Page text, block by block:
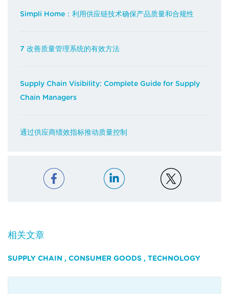
Simpli Home：利用供应链技术确保产品质量和合规性
7 改善质量管理系统的有效方法
Supply Chain Visibility: Complete Guide for Supply
Chain Managers
通过供应商绩效指标推动质量控制
相关文章
SUPPLY CHAIN , CONSUMER GOODS , TECHNOLOGY